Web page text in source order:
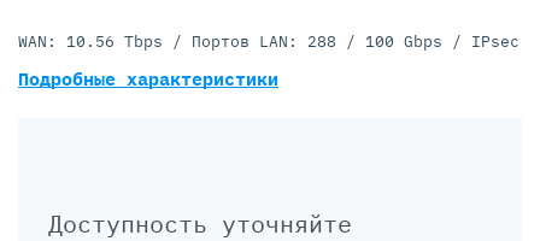
Доступность уточняйте
WAN: 10.56 Tbps / Портов LAN: 288 / 100 Gbps / IPsec
Подробные характеристики